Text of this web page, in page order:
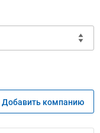
Добавить компанию